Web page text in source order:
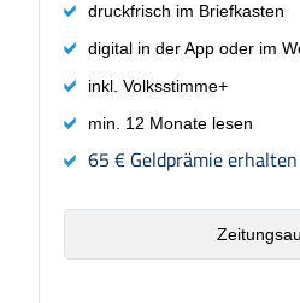
druckfrisch im Briefkasten
digital in der App oder im
inkl. Volksstimme+
min. 12 Monate lesen
65 € Geldprämie erhalten